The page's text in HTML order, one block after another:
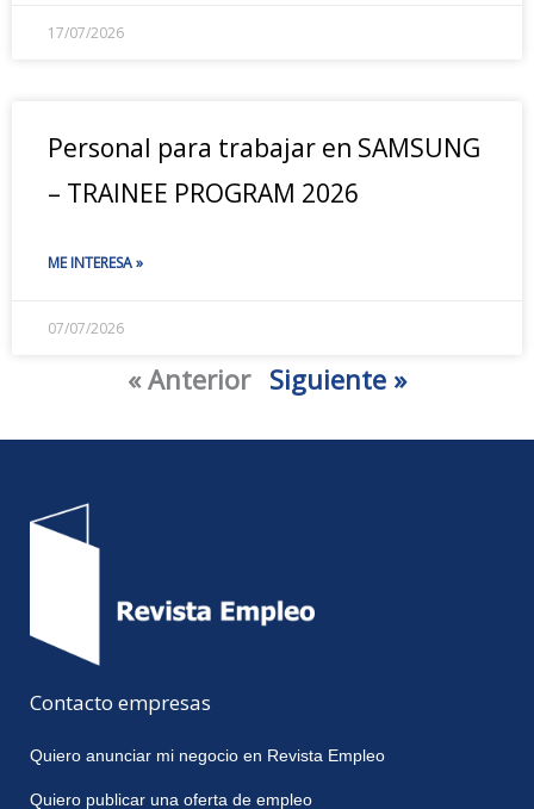
17/07/2026
Personal para trabajar en SAMSUNG
– TRAINEE PROGRAM 2026
ME INTERESA »
07/07/2026
« Anterior Siguiente »
Contacto empresas
Quiero anunciar mi negocio en Revista Empleo
Quiero publicar una oferta de empleo